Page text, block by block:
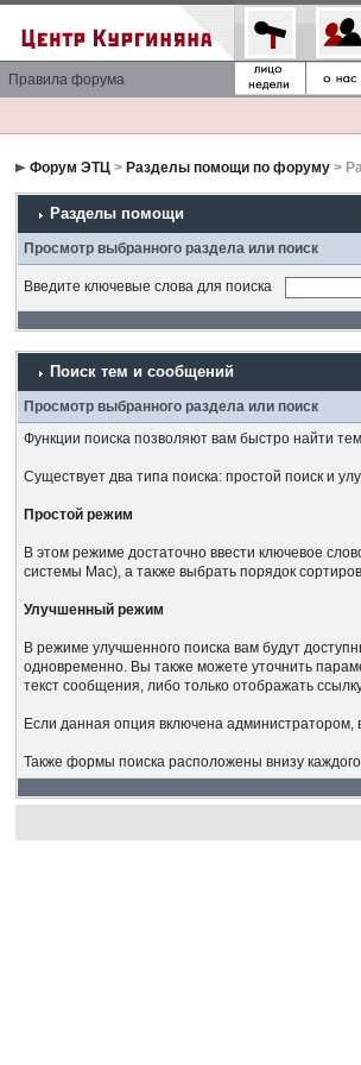
Правила форума
Форум ЭТЦ > Разделы помощи по форуму >
Разделы помощи
Просмотр выбранного раздела или поиск
Введите ключевые слова для поиска
Поиск тем и сообщений
Просмотр выбранного раздела или поиск
Функции поиска позволяют вам быстро найти
Существует два типа поиска: простой поиск и
Простой режим
В этом режиме достаточно ввести ключевое
системы Mac), а также выбрать порядок
Улучшенный режим
В режиме улучшенного поиска вам будут
одновременно. Вы также можете уточнить
текст сообщения, либо только отображать
Если данная опция включена
Также формы поиска расположены внизу